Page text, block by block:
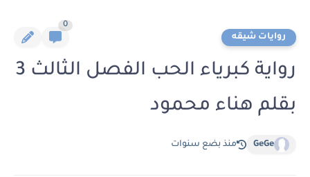
روايات شيقه
0
رواية كبرياء الحب الفصل الثالث 3
بقلم هناء محمود
GeGe منذ بضع سنوات